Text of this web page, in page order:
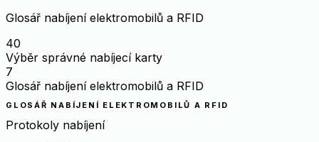
Glosář nabíjení elektromobilů a RFID
40
Výběr správné nabíjecí karty
7
Glosář nabíjení elektromobilů a RFID
GLOSÁŘ NABÍJENÍ ELEKTROMOBILŮ A RFID
Protokoly nabíjení